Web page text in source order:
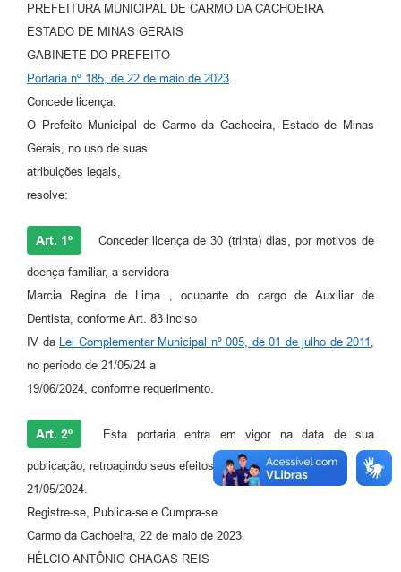
PREFEITURA MUNICIPAL DE CARMO DA CACHOEIRA
ESTADO DE MINAS GERAIS
GABINETE DO PREFEITO
Portaria nº 185, de 22 de maio de 2023
Concede licença.
O Prefeito Municipal de Carmo da Cachoeira, Estado de Minas
Gerais, no uso de suas
atribuições legais,
resolve:
Art. 1º Conceder licença de 30 (trinta) dias, por motivos de
doença familiar, a servidora
Marcia Regina de Lima , ocupante do cargo de Auxiliar de
Dentista, conforme Art. 83 inciso
IV da
Lei Complementar Municipal nº 005, de 01 de julho de 2011
no período de 21/05/24 a
19/06/2024, conforme requerimento.
Art. 2º Esta portaria entra em vigor na data de sua
publicação, retroagindo seus efeitos a
21/05/2024.
Registre-se, Publica-se e Cumpra-se.
Carmo da Cachoeira, 22 de maio de 2023.
HÉLCIO ANTÔNIO CHAGAS REIS